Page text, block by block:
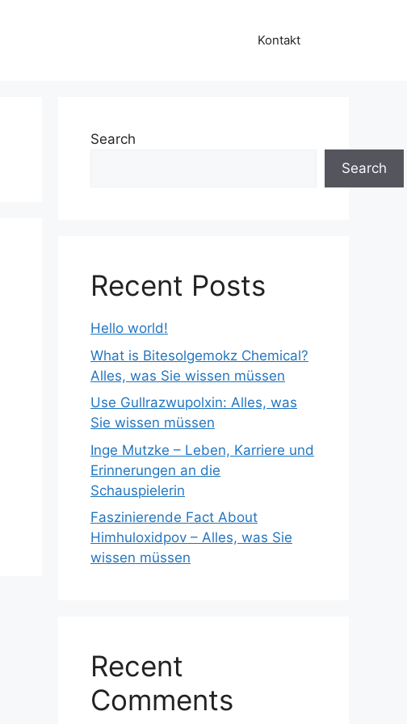
Kontakt
Search
Search
Recent Posts
Hello world!
What is Bitesolgemokz Chemical?
Alles, was Sie wissen müssen
Use Gullrazwupolxin: Alles, was
Sie wissen müssen
Inge Mutzke – Leben, Karriere und
Erinnerungen an die
Schauspielerin
Faszinierende Fact About
Himhuloxidpov – Alles, was Sie
wissen müssen
Recent
Comments